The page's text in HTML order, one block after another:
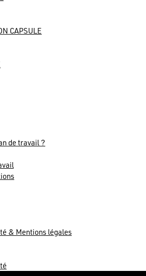
CAPSULE
de travail ?
& Mentions légales